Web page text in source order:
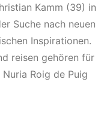
Kamm (39) in
Suche nach neuen
Inspirationen.
reisen gehören für
Nuria Roig de Puig